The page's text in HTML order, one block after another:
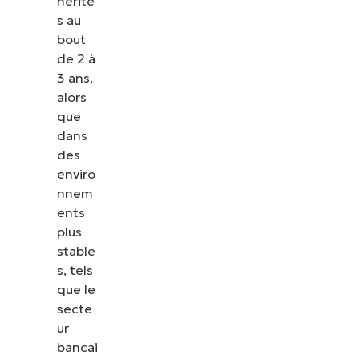
s au
bout
de 2 à
3 ans,
alors
que
dans
des
enviro
nnem
ents
plus
stable
s, tels
que le
secte
ur
bancai